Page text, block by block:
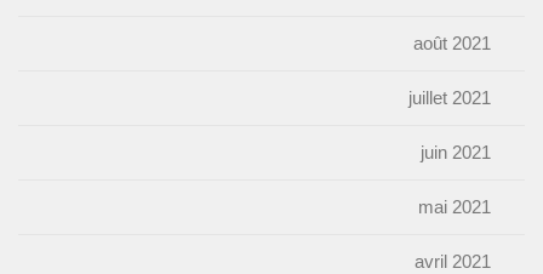
août 2021
juillet 2021
juin 2021
mai 2021
avril 2021